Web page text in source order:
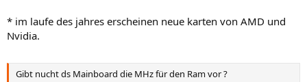
* im laufe des jahres erscheinen neue karten von AMD und
Nvidia.
Gibt nucht ds Mainboard die MHz für den Ram vor ?